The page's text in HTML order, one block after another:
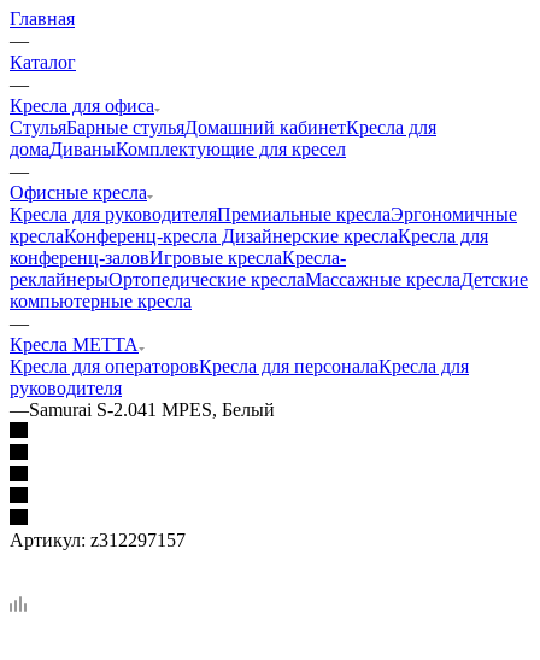
Главная
—
Каталог
—
Кресла для офиса
СтульяБарные стульяДомашний кабинетКресла для
домаДиваныКомплектующие для кресел
—
Офисные кресла
Кресла для руководителяПремиальные креслаЭргономичные
креслаКонференц-кресла Дизайнерские креслаКресла для
конференц-заловИгровые креслаКресла-
реклайнерыОртопедические креслаМассажные креслаДетские
компьютерные кресла
—
Кресла METTA
Кресла для операторовКресла для персоналаКресла для
руководителя
—Samurai S-2.041 MPES, Белый
Артикул: z312297157